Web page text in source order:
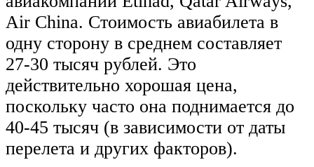
Air China. Стоимость авиабилета в
одну сторону в среднем составляет
27-30 тысяч рублей. Это
действительно хорошая цена,
поскольку часто она поднимается до
40-45 тысяч (в зависимости от даты
перелета и других факторов).